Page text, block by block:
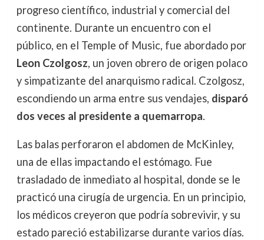
progreso científico, industrial y comercial del
continente. Durante un encuentro con el
público, en el Temple of Music, fue abordado por
Leon Czolgosz, un joven obrero de origen polaco
y simpatizante del anarquismo radical. Czolgosz,
escondiendo un arma entre sus vendajes, disparó
dos veces al presidente a quemarropa.
Las balas perforaron el abdomen de McKinley,
una de ellas impactando el estómago. Fue
trasladado de inmediato al hospital, donde se le
practicó una cirugía de urgencia. En un principio,
los médicos creyeron que podría sobrevivir, y su
estado pareció estabilizarse durante varios días.